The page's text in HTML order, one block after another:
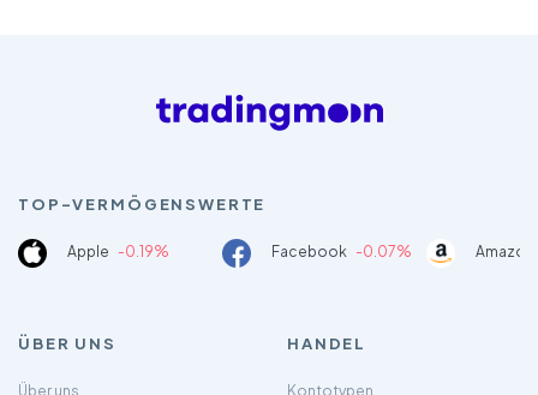
TOP-VERMÖGENSWERTE
Apple -0.19% Facebook -0.07%
ÜBER UNS
Über uns
HANDEL
Kontotypen